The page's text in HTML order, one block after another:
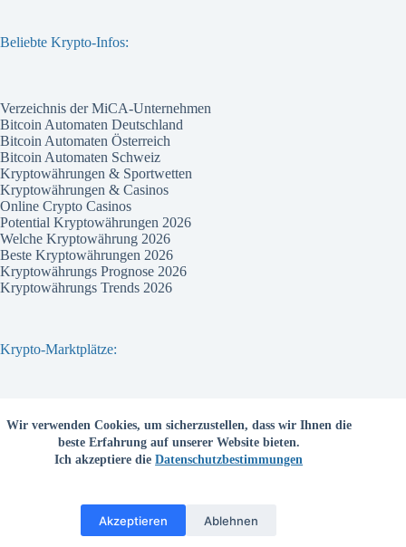
Wir verwenden Cookies, um sicherzustellen, dass wir Ihnen die
beste Erfahrung auf unserer Website bieten.
Ich akzeptiere dieDatenschutzbestimmungen
Akzeptieren Ablehnen
Beliebte Krypto-Infos:
Verzeichnis der MiCA-Unternehmen
Bitcoin Automaten Deutschland
Bitcoin Automaten Österreich
Bitcoin Automaten Schweiz
Kryptowährungen & Sportwetten
Kryptowährungen & Casinos
Online Crypto Casinos
Potential Kryptowährungen 2026
Welche Kryptowährung 2026
Beste Kryptowährungen 2026
Kryptowährungs Prognose 2026
Kryptowährungs Trends 2026
Krypto-Marktplätze:
Bitpanda
Bitcoin.de
Deutschsprachige Kryptobörsen